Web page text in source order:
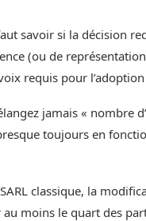
savoir si la décision
(ou de
requis pour
jamais « nombre
toujours en
classique, la
moins le quart des